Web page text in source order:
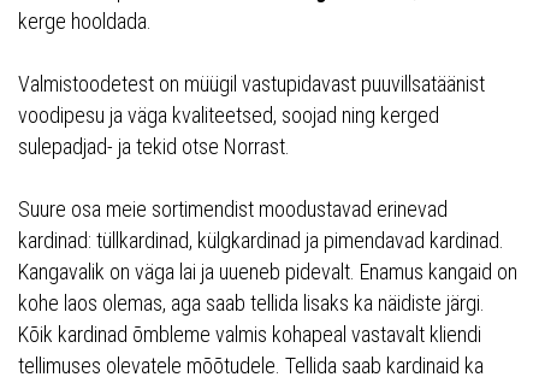
kerge hooldada.
Valmistoodetest on müügil vastupidavast puuvillsatäänist
voodipesu ja väga kvaliteetsed, soojad ning kerged
sulepadjad- ja tekid otse Norrast.
Suure osa meie sortimendist moodustavad erinevad
kardinad: tüllkardinad, külgkardinad ja pimendavad kardinad.
Kangavalik on väga lai ja uueneb pidevalt. Enamus kangaid on
kohe laos olemas, aga saab tellida lisaks ka näidiste järgi.
Kõik kardinad õmbleme valmis kohapeal vastavalt kliendi
tellimuses olevatele mõõtudele. Tellida saab kardinaid ka